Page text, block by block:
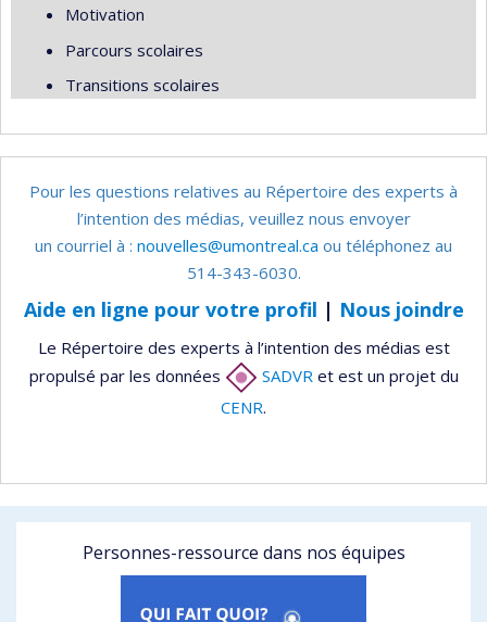
Motivation
Parcours scolaires
Transitions scolaires
Pour les questions relatives au Répertoire des experts à
l’intention des médias, veuillez nous envoyer
un courriel à : nouvelles@umontreal.ca ou téléphonez au
514-343-6030.
Aide en ligne pour votre profil | Nous joindre
Le Répertoire des experts à l’intention des médias est
propulsé par les données
SADVR et est un projet du
CENR.
Personnes-ressource dans nos équipes